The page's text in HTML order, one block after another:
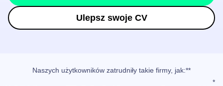
Ulepsz swoje CV
Naszych użytkowników zatrudniły takie firmy, jak:**